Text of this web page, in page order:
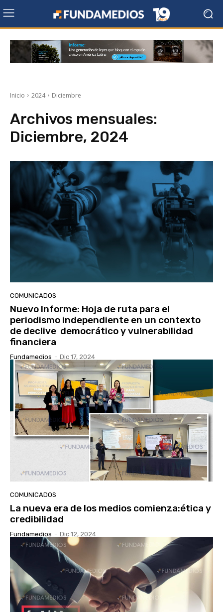
Inicio 2024 Diciembre
Archivos mensuales:
Diciembre, 2024
COMUNICADOS
Nuevo Informe: Hoja de ruta para el
periodismo independiente en un contexto
de declive democrático y vulnerabilidad
financiera
Fundamedios - Dic 17, 2024
COMUNICADOS
La nueva era de los medios comienza:ética y
credibilidad
Fundamedios - Dic 12, 2024